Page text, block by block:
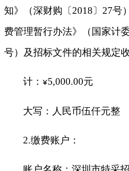
知》（深财购〔2018〕27号
费管理暂行办法》（国家计
号）及招标文件的相关规定收
计： ¥5,000.00元
大写：人民币伍仟元整
2.缴费账户：